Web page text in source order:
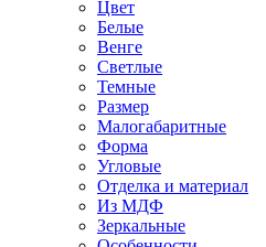
Цвет
Белые
Венге
Светлые
Темные
Размер
Малогабаритные
Форма
Угловые
Отделка и материал
Из МДФ
Зеркальные